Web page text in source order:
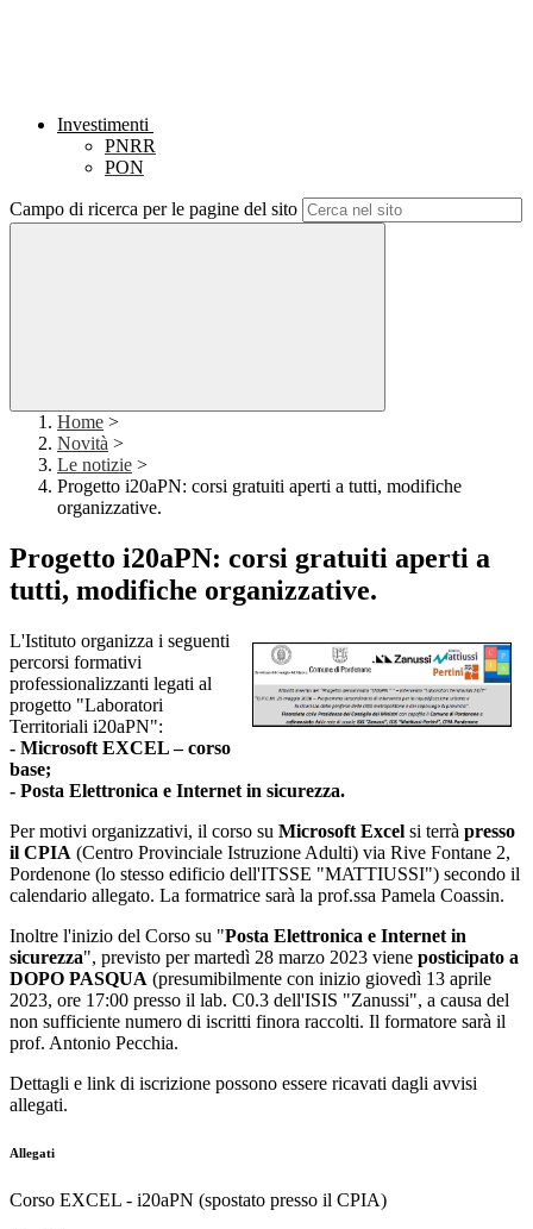
Investimenti
PNRR
PON
Campo di ricerca per le pagine del sito
Home >
Novità >
Le notizie >
Progetto i20aPN: corsi gratuiti aperti a tutti, modifiche
organizzative.
Progetto i20aPN: corsi gratuiti aperti a
tutti, modifiche organizzative.
L'Istituto organizza i seguenti
percorsi formativi
professionalizzanti legati al
progetto "Laboratori
Territoriali i20aPN":
- Microsoft EXCEL – corso
base;
- Posta Elettronica e Internet in sicurezza.
Per motivi organizzativi, il corso su Microsoft Excel si terrà presso
il CPIA (Centro Provinciale Istruzione Adulti) via Rive Fontane 2,
Pordenone (lo stesso edificio dell'ITSSE "MATTIUSSI") secondo il
calendario allegato. La formatrice sarà la prof.ssa Pamela Coassin.
Inoltre l'inizio del Corso su "Posta Elettronica e Internet in
sicurezza", previsto per martedì 28 marzo 2023 viene posticipato a
DOPO PASQUA (presumibilmente con inizio giovedì 13 aprile
2023, ore 17:00 presso il lab. C0.3 dell'ISIS "Zanussi", a causa del
non sufficiente numero di iscritti finora raccolti. Il formatore sarà il
prof. Antonio Pecchia.
Dettagli e link di iscrizione possono essere ricavati dagli avvisi
allegati.
Allegati
Corso EXCEL - i20aPN (spostato presso il CPIA)